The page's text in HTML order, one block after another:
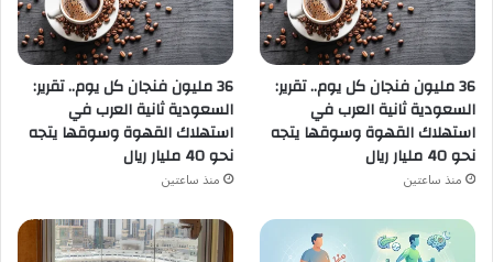
36 مليون فنجان كل يوم.. تقرير:
السعودية ثانية العرب في
استهلاك القهوة وسوقها يتجه
نحو 40 مليار ريال
منذ ساعتين
36 مليون فنجان كل يوم.. تقرير:
السعودية ثانية العرب في
استهلاك القهوة وسوقها يتجه
نحو 40 مليار ريال
منذ ساعتين